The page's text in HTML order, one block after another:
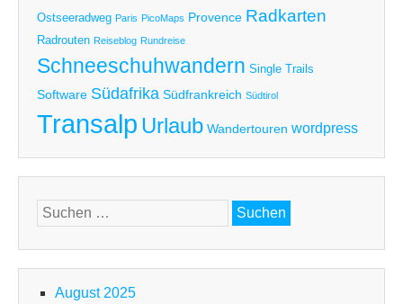
Ostseeradweg Paris PicoMaps Provence Radkarten
Radrouten Reiseblog Rundreise
Schneeschuhwandern Single Trails
Software Südafrika Südfrankreich Südtirol
Transalp Urlaub Wandertouren wordpress
Suchen
nach:
August 2025